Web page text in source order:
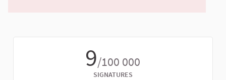
9/100 000
SIGNATURES